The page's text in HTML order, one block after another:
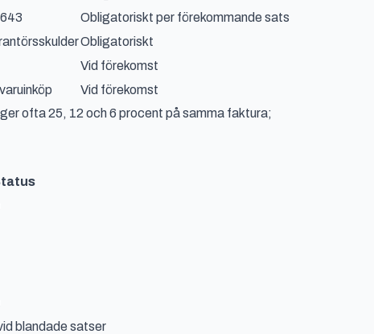
Obligatoriskt per förekommande sats
Obligatoriskt
Vid förekomst
Vid förekomst
ofta 25, 12 och 6 procent på samma faktura;
blandade satser